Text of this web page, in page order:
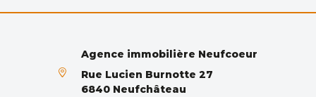
Agence immobilière Neufcoeur
Rue Lucien Burnotte 27
6840 Neufchâteau